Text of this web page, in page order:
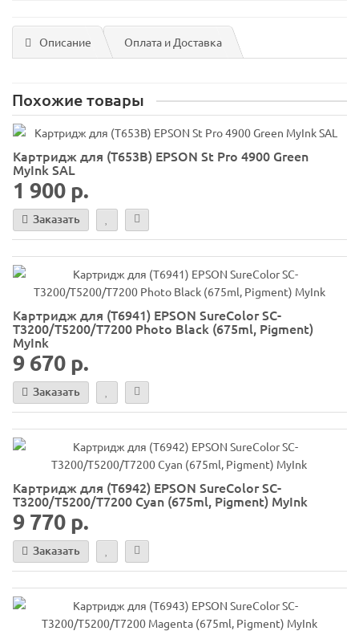
Описание Оплата и Доставка
Похожие товары
Картридж для (T653B) EPSON St Pro 4900 Green
MyInk SAL
1 900 р.
Заказать
Картридж для (T6941) EPSON SureColor SC-
T3200/T5200/T7200 Photo Black (675ml, Pigment)
MyInk
9 670 р.
Заказать
Картридж для (T6942) EPSON SureColor SC-
T3200/T5200/T7200 Cyan (675ml, Pigment) MyInk
9 770 р.
Заказать